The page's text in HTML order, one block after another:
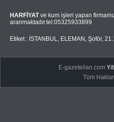
HARFİYATve kum işleri yapan
aranmaktadır.tel:05325933899
Etiket : İSTANBUL, ELEMAN , Şoför,
E-gazeteilan.com
Tüm